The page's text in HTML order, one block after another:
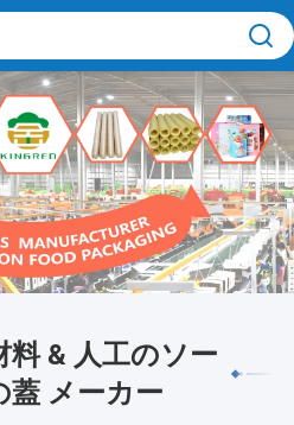
料 & 人工のソー
蓋 メーカー